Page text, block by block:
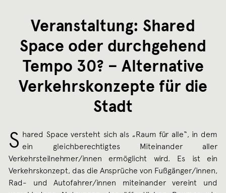
Veranstaltung: Shared
Space oder durchgehend
Tempo 30? – Alternative
Verkehrskonzepte für die
Stadt
S hared Space versteht sich als „Raum für alle“, in dem
ein gleichberechtigtes Miteinander aller
Verkehrsteilnehmer/innen ermöglicht wird. Es ist ein
Verkehrskonzept, das die Ansprüche von Fußgänger/innen,
Rad- und Autofahrer/innen miteinander vereint und